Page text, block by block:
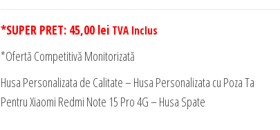
*SUPER PRET: 45,00 lei TVA Inclus
*Ofertă Competitivă Monitorizată
Husa Personalizata de Calitate – Husa Personalizata cu Poza Ta
Pentru Xiaomi Redmi Note 15 Pro 4G – Husa Spate